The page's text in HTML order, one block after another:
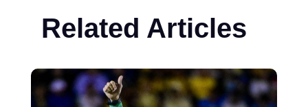
Related Articles